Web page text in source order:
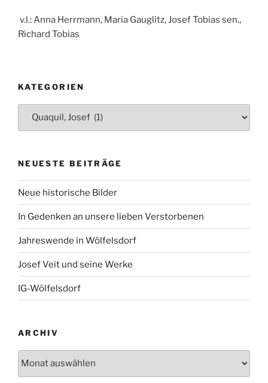
v.l.: Anna Herrmann, Maria Gauglitz, Josef Tobias sen.,
Richard Tobias
KATEGORIEN
Kategorien
NEUESTE BEITRÄGE
Neue historische Bilder
In Gedenken an unsere lieben Verstorbenen
Jahreswende in Wölfelsdorf
Josef Veit und seine Werke
IG-Wölfelsdorf
ARCHIV